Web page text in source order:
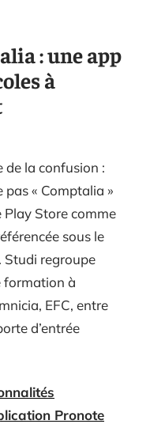
: une app
à
de la confusion :
pas « Comptalia »
Store comme
sous le
. Studi regroupe
formation à
EFC, entre
d’entrée
Pronote